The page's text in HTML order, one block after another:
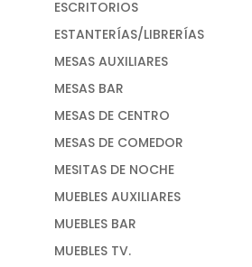
ESCRITORIOS
ESTANTERÍAS/LIBRERÍAS
MESAS AUXILIARES
MESAS BAR
MESAS DE CENTRO
MESAS DE COMEDOR
MESITAS DE NOCHE
MUEBLES AUXILIARES
MUEBLES BAR
MUEBLES TV.